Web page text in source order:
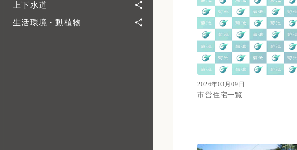
上下水道
生活環境・動植物
2026年03月09日
市営住宅一覧